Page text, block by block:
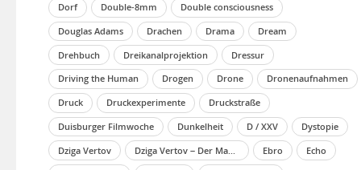
Dorf
Double-8mm
Double consciousness
Douglas Adams
Drachen Drama
Dream
Drehbuch
Dreikanalprojektion
Dressur
Driving the Human
Drogen Drone
Dronenaufnahmen
Druck
Druckexperimente
Druckstraße
Duisburger Filmwoche
Dunkelheit D / XXV
Dystopie
Dziga Vertov
Ebro
Echo